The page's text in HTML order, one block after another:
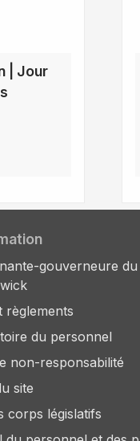
| Jour
gouverneure
règlements
du personnel
non-responsabilité
site
corps législatifs